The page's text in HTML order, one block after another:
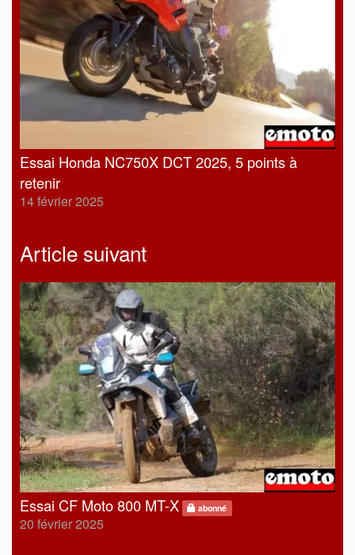
Essai Honda NC750X DCT 2025, 5 points à
retenir
14 février 2025
Article suivant
Essai CF Moto 800 MT-X abonné
20 février 2025